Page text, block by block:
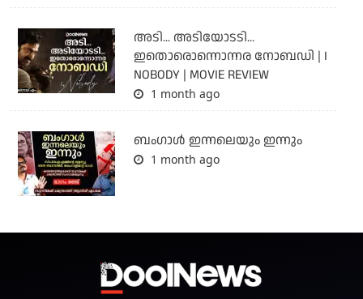
അടി... അടിയോടടി...
ഇതൊരൊന്നൊന്നര നോബഡി | I
NOBODY | MOVIE REVIEW
1 month ago
ബംഗാള്‍ ഇന്നലെയും ഇന്നും
1 month ago